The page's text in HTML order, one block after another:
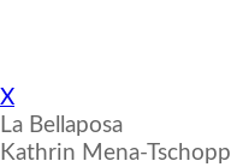
X
La Bellaposa
Kathrin Mena-Tschopp